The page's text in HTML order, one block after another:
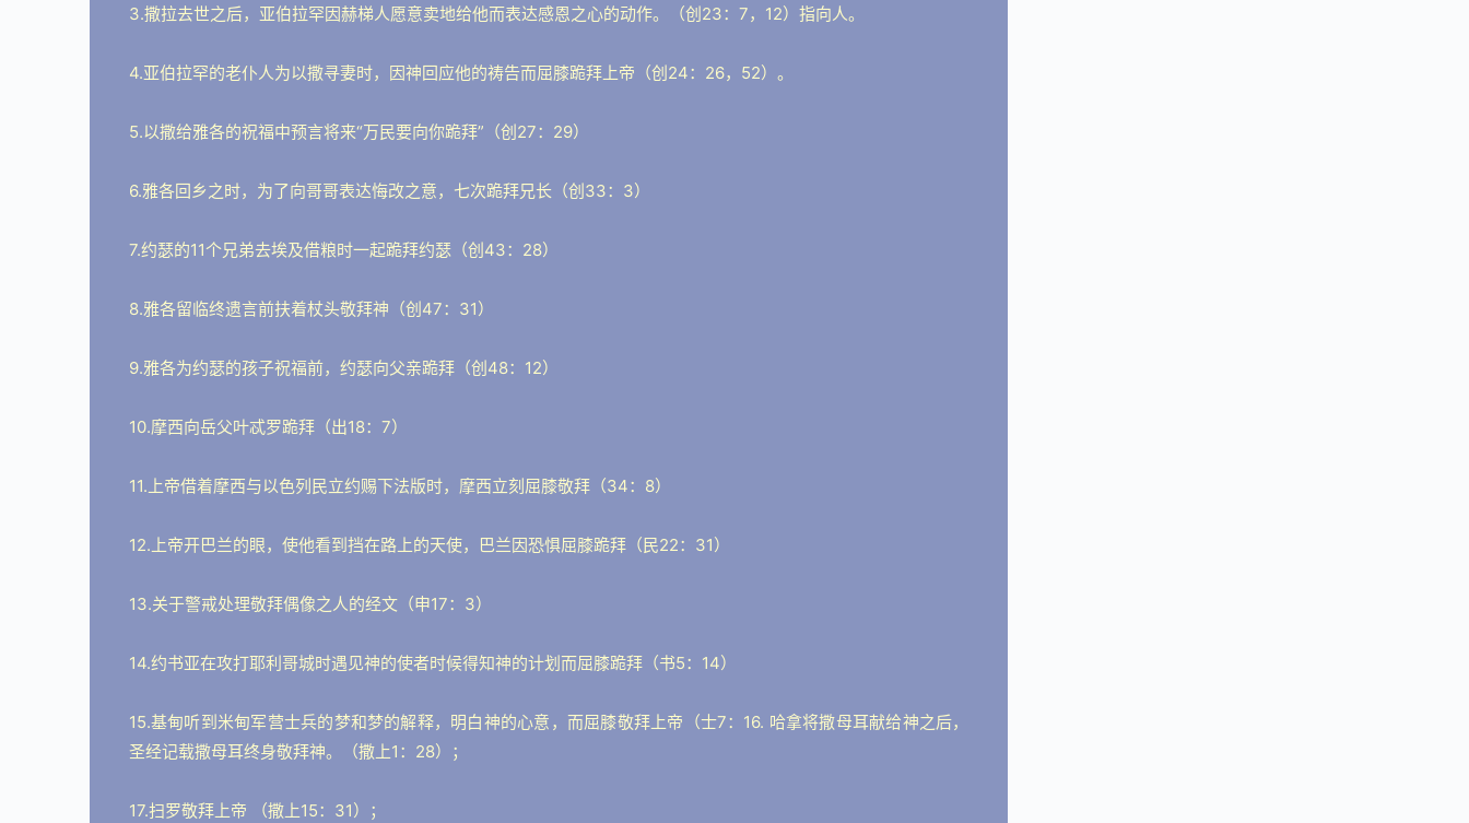
3.撒拉去世之后，亚伯拉罕因赫梯人愿意卖地给他而表达感恩之心的动作。（创23：7，12）指向人。
4.亚伯拉罕的老仆人为以撒寻妻时，因神回应他的祷告而屈膝跪拜上帝（创24：26，52）。
5.以撒给雅各的祝福中预言将来“万民要向你跪拜”（创27：29）
6.雅各回乡之时，为了向哥哥表达悔改之意，七次跪拜兄长（创33：3）
7.约瑟的11个兄弟去埃及借粮时一起跪拜约瑟（创43：28）
8.雅各留临终遗言前扶着杖头敬拜神（创47：31）
9.雅各为约瑟的孩子祝福前，约瑟向父亲跪拜（创48：12）
10.摩西向岳父叶忒罗跪拜（出18：7）
11.上帝借着摩西与以色列民立约赐下法版时，摩西立刻屈膝敬拜（34：8）
12.上帝开巴兰的眼，使他看到挡在路上的天使，巴兰因恐惧屈膝跪拜（民22：31）
13.关于警戒处理敬拜偶像之人的经文（申17：3）
14.约书亚在攻打耶利哥城时遇见神的使者时候得知神的计划而屈膝跪拜（书5：14）
15.基甸听到米甸军营士兵的梦和梦的解释，明白神的心意，而屈膝敬拜上帝（士7：16. 哈拿将撒母耳献给神之后，
圣经记载撒母耳终身敬拜神。（撒上1：28）；
17.扫罗敬拜上帝 （撒上15：31）；